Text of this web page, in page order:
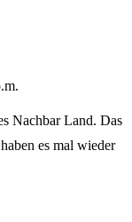
Nachbar Land. Das
es mal wieder